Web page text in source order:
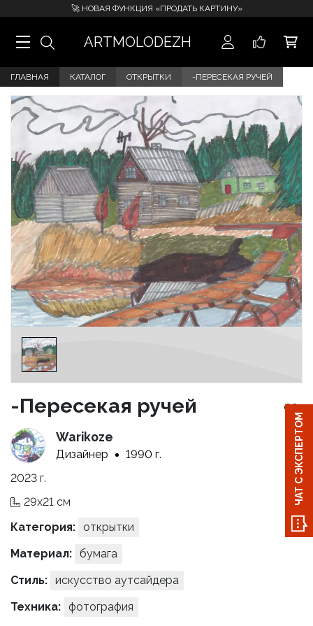
🚀 НОВАЯ ФУНКЦИЯ «ПРОДАТЬ КАРТИНУ»
ARTMOLODEZH
ГЛАВНАЯ КАТАЛОГ ОТКРЫТКИ -ПЕРЕСЕКАЯ РУЧЕЙ
-Пересекая ручей
Warikoze
Дизайнер
1990 г.
2023 г.
29x21 см
Категория: открытки
Материал: бумага
Стиль: искусство аутсайдера
Техника: фотография
ЧАТ С ЭКСПЕРТОМ